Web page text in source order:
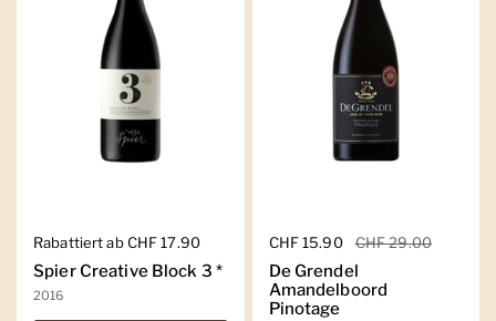
Regulärer Preis
Rabattiert ab CHF 17.90
Spier Creative Block 3 *
2016
Regulärer Preis
CHF 15.90 Sale-Preis
CHF 29.00
De Grendel
Amandelboord
Pinotage